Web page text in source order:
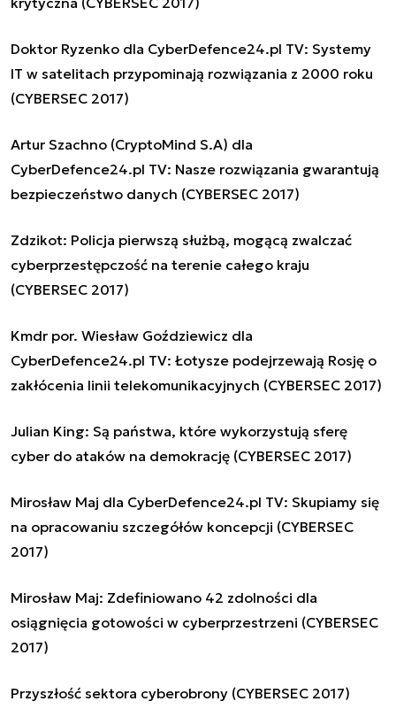
Doktor Ryzenko dla CyberDefence24.pl TV: Systemy
IT w satelitach przypominają rozwiązania z 2000 roku
(CYBERSEC 2017)
Artur Szachno (CryptoMind S.A) dla
CyberDefence24.pl TV: Nasze rozwiązania gwarantują
bezpieczeństwo danych (CYBERSEC 2017)
Zdzikot: Policja pierwszą służbą, mogącą zwalczać
cyberprzestępczość na terenie całego kraju
(CYBERSEC 2017)
Kmdr por. Wiesław Goździewicz dla
CyberDefence24.pl TV: Łotysze podejrzewają Rosję o
zakłócenia linii telekomunikacyjnych (CYBERSEC 2017)
Julian King: Są państwa, które wykorzystują sferę
cyber do ataków na demokrację (CYBERSEC 2017)
Mirosław Maj dla CyberDefence24.pl TV: Skupiamy się
na opracowaniu szczegółów koncepcji (CYBERSEC
2017)
Mirosław Maj: Zdefiniowano 42 zdolności dla
osiągnięcia gotowości w cyberprzestrzeni (CYBERSEC
2017)
Przyszłość sektora cyberobrony (CYBERSEC 2017)